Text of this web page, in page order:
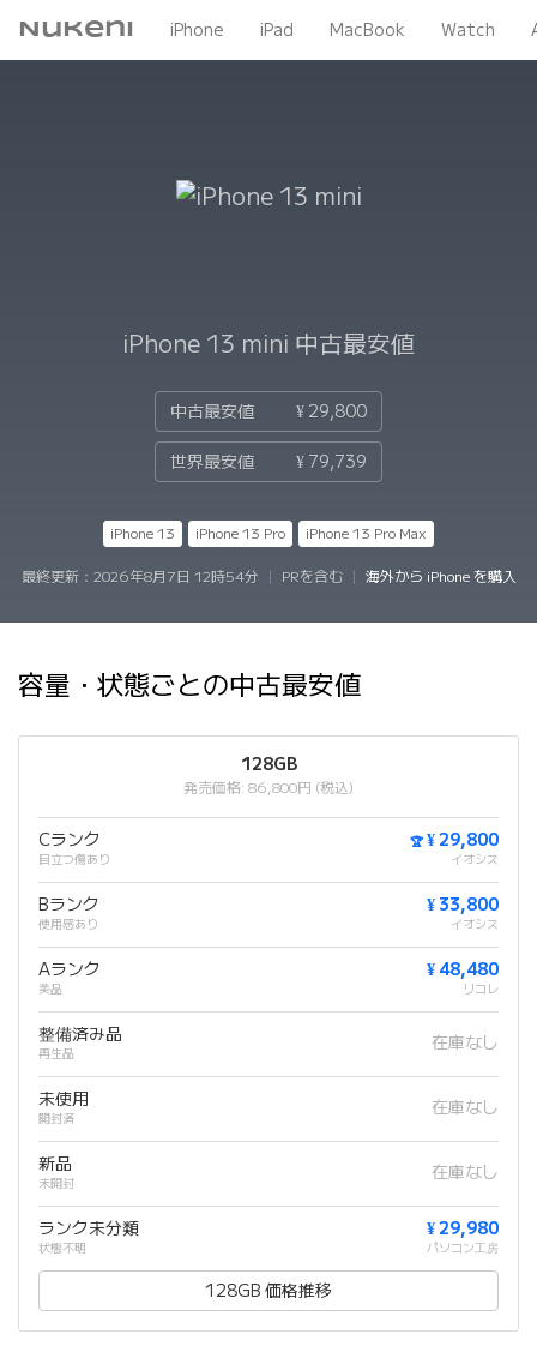
Nukeni iPhone iPad MacBook Watch
iPhone 13 mini 中古最安値
中古最安値 ¥ 29,800
世界最安値 ¥ 79,739
iPhone 13 iPhone 13 Pro iPhone 13 Pro Max
最終更新： 2026年8月7日 12時54分 PRを含む 海外から iPhone を購入
容量・状態ごとの中古最安値
128GB
発売価格: 86,800円 (税込)
Cランク
目立つ傷あり
🏆 ¥ 29,800
イオシス
Bランク
使用感あり
¥ 33,800
イオシス
Aランク
美品
¥ 48,480
リコレ
整備済み品
再生品
在庫なし
未使用
開封済
在庫なし
新品
未開封
在庫なし
ランク未分類
状態不明
¥ 29,980
パソコン工房
128GB 価格推移